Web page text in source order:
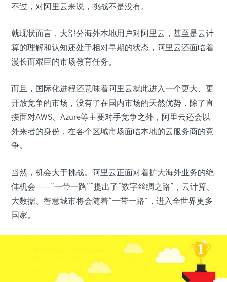
不过，对阿里云来说，挑战不是没有。
就现状而言，大部分海外本地用户对阿里云，甚至是云计
算的理解和认知还处于相对早期的状态，阿里云还面临着
漫长而艰巨的市场教育任务。
而且，国际化进程还意味着阿里云就此进入一个更大、更
开放竞争的市场，没有了在国内市场的天然优势，除了直
接面对AWS、Azure等主要对手竞争之外，阿里云还会以
外来者的身份，在各个区域市场面临本地的云服务商的竞
争。
当然，机会大于挑战。阿里云正面对着扩大海外业务的绝
佳机会——“一带一路”“提出了“数字丝绸之路”，云计算、
大数据、智慧城市将会随着“一带一路”，进入全世界更多
国家。